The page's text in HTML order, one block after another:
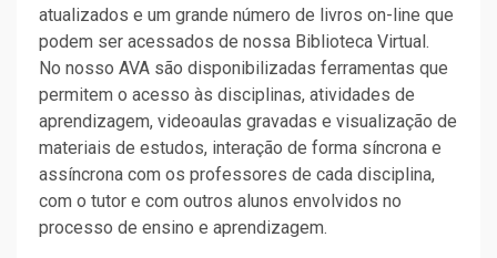
atualizados e um grande número de livros on-line que
podem ser acessados de nossa Biblioteca Virtual.
No nosso AVA são disponibilizadas ferramentas que
permitem o acesso às disciplinas, atividades de
aprendizagem, videoaulas gravadas e visualização de
materiais de estudos, interação de forma síncrona e
assíncrona com os professores de cada disciplina,
com o tutor e com outros alunos envolvidos no
processo de ensino e aprendizagem.